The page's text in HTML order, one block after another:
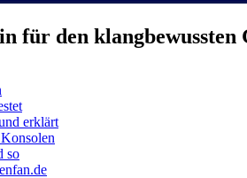
für den
erklärt
so